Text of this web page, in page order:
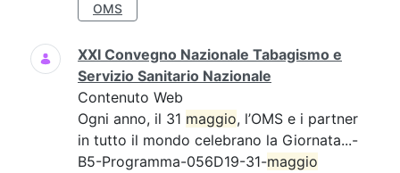
OMS
XXI Convegno Nazionale Tabagismo e
Servizio Sanitario Nazionale
Contenuto Web
Ogni anno, il 31 maggio, l’OMS e i partner
in tutto il mondo celebrano la Giornata...-
B5-Programma-056D19-31-maggio